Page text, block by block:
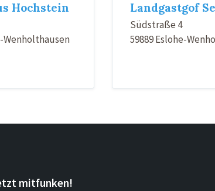
Hochstein
Wenholthausen
Landgastgof
Südstraße 4
59889 Eslohe-
mitfunken!